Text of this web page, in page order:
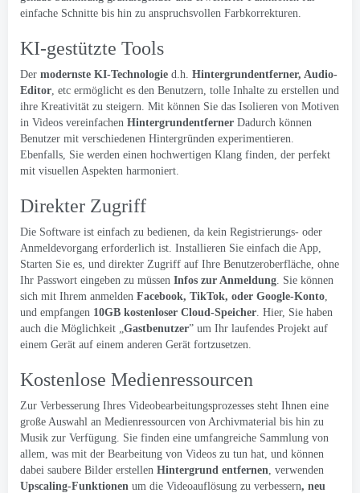
einfache Schnitte bis hin zu anspruchsvollen Farbkorrekturen.
KI-gestützte Tools
Der modernste KI-Technologie d.h. Hintergrundentferner, Audio-
Editor, etc ermöglicht es den Benutzern, tolle Inhalte zu erstellen und
ihre Kreativität zu steigern. Mit können Sie das Isolieren von Motiven
in Videos vereinfachen Hintergrundentferner Dadurch können
Benutzer mit verschiedenen Hintergründen experimentieren.
Ebenfalls, Sie werden einen hochwertigen Klang finden, der perfekt
mit visuellen Aspekten harmoniert.
Direkter Zugriff
Die Software ist einfach zu bedienen, da kein Registrierungs- oder
Anmeldevorgang erforderlich ist. Installieren Sie einfach die App,
Starten Sie es, und direkter Zugriff auf Ihre Benutzeroberfläche, ohne
Ihr Passwort eingeben zu müssen Infos zur Anmeldung. Sie können
sich mit Ihrem anmelden Facebook, TikTok, oder Google-Konto,
und empfangen 10GB kostenloser Cloud-Speicher. Hier, Sie haben
auch die Möglichkeit „Gastbenutzer” um Ihr laufendes Projekt auf
einem Gerät auf einem anderen Gerät fortzusetzen.
Kostenlose Medienressourcen
Zur Verbesserung Ihres Videobearbeitungsprozesses steht Ihnen eine
große Auswahl an Medienressourcen von Archivmaterial bis hin zu
Musik zur Verfügung. Sie finden eine umfangreiche Sammlung von
allem, was mit der Bearbeitung von Videos zu tun hat, und können
dabei saubere Bilder erstellen Hintergrund entfernen, verwenden
Upscaling-Funktionen um die Videoauflösung zu verbessern, neu